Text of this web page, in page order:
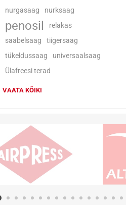
nurgasaag nurksaag
penosil
relakas
saabelsaag
tiigersaag
tükeldussaag
universaalsaag
Ülafreesi terad
VAATA KÕIKI